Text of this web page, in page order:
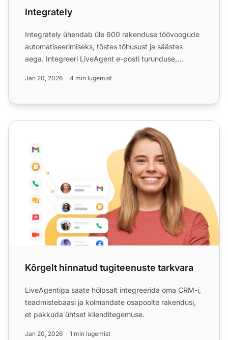
Integrately
Integrately ühendab üle 600 rakenduse töövoogude
automatiseerimiseks, tõstes tõhusust ja säästes
aega. Integreeri LiveAgent e-posti turunduse,
Jan 20, 2026 4 min lugemist
Kõrgelt hinnatud tugiteenuste tarkvara
Kõrgelt hinnatud tugiteenuste tarkvara
LiveAgentiga saate hõlpsalt integreerida oma CRM-i,
teadmistebaasi ja kolmandate osapoolte rakendusi,
et pakkuda ühtset klienditegemuse.
Jan 20, 2026 1 min lugemist